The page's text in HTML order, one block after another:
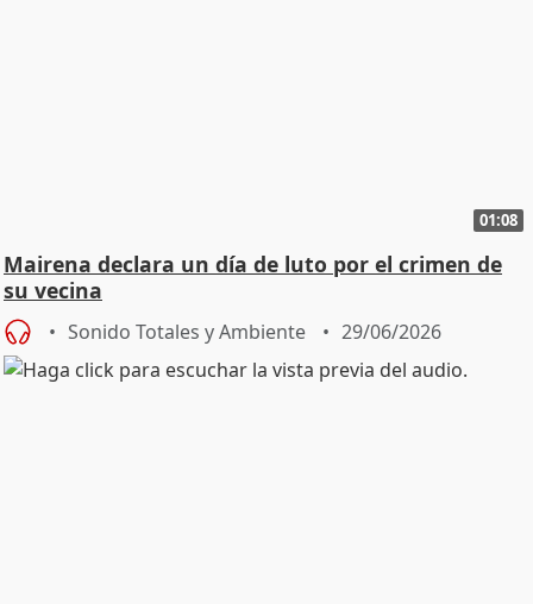
01:08
Mairena declara un día de luto por el crimen de
su vecina
Sonido Totales y Ambiente 29/06/2026